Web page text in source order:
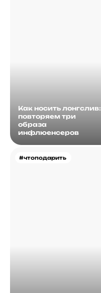
Как носить лонгслив:
повторяем три
образа
инфлюенсеров
#чтоподарить